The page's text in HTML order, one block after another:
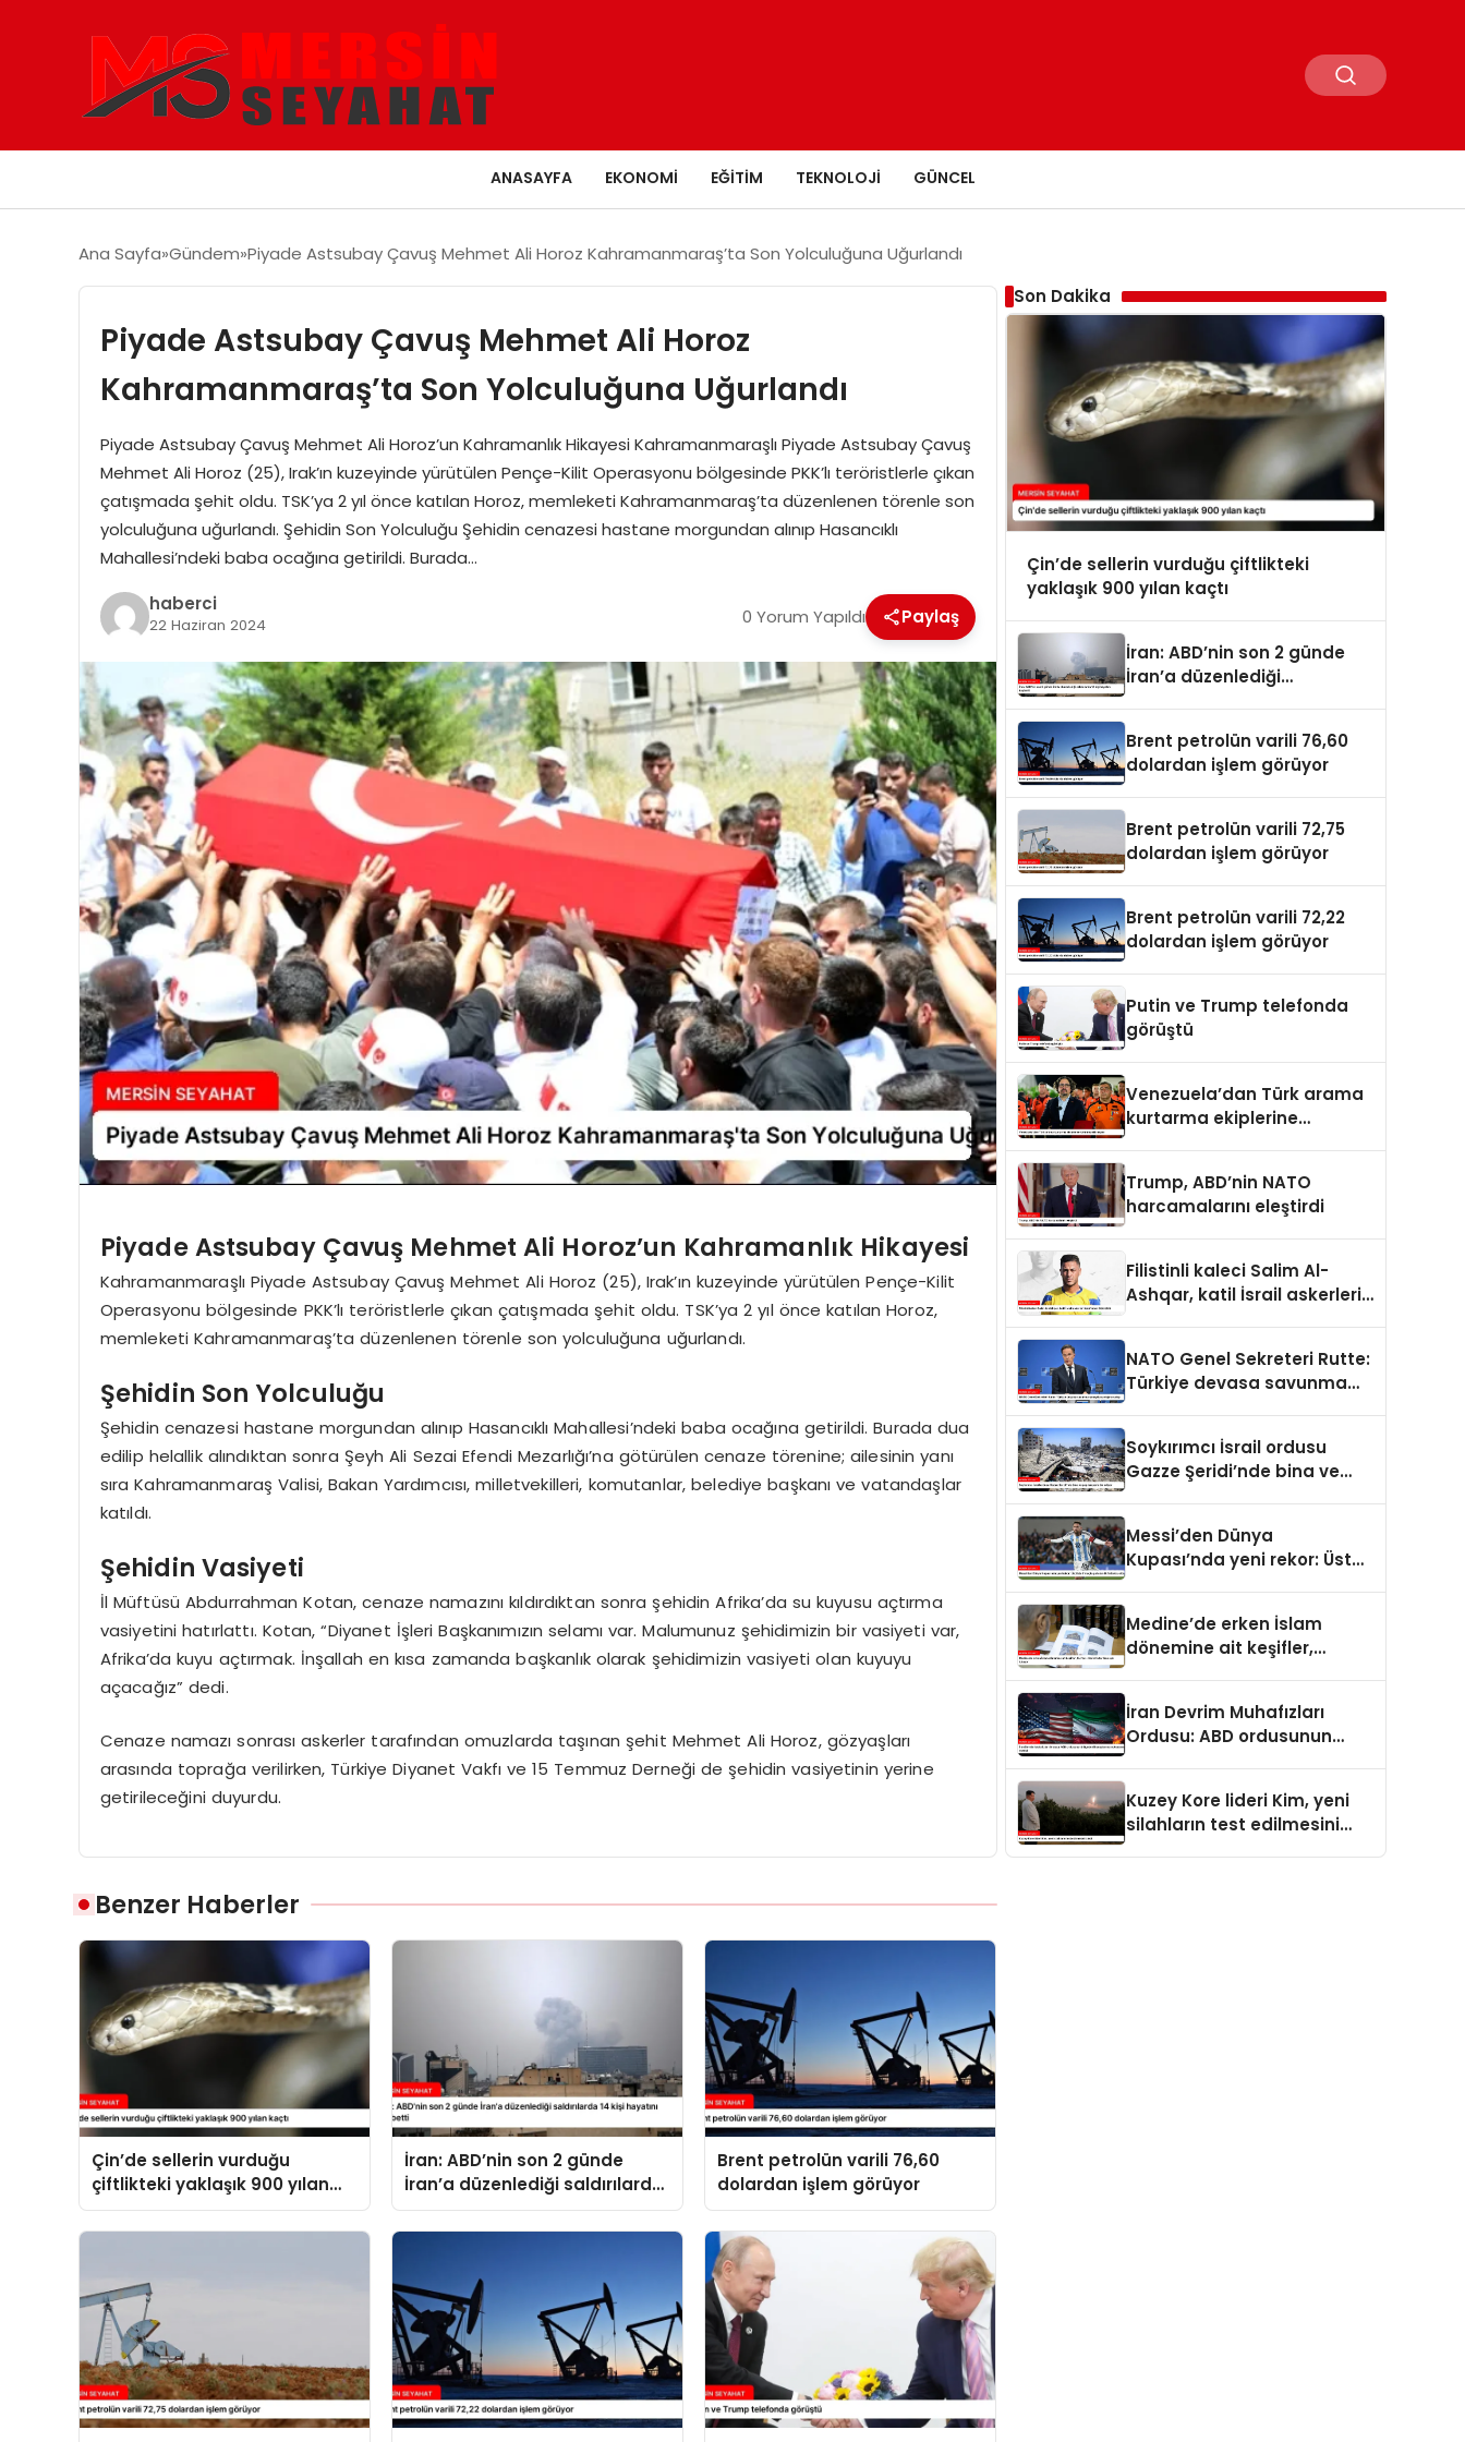
ANASAYFA EKONOMI EĞITIM TEKNOLOJI GÜNCEL
Ana Sayfa Gündem Piyade Astsubay Çavuş Mehmet Ali Horoz Kahramanmaraş’ta Son Yolculuğuna Uğurlandı
Piyade Astsubay Çavuş Mehmet Ali Horoz
Kahramanmaraş’ta Son Yolculuğuna Uğurlandı
Piyade Astsubay Çavuş Mehmet Ali Horoz’un Kahramanlık Hikayesi Kahramanmaraşlı Piyade Astsubay Çavuş
Mehmet Ali Horoz (25), Irak’ın kuzeyinde yürütülen Pençe-Kilit Operasyonu bölgesinde PKK’lı teröristlerle çıkan
çatışmada şehit oldu. TSK’ya 2 yıl önce katılan Horoz, memleketi Kahramanmaraş’ta düzenlenen törenle son
yolculuğuna uğurlandı. Şehidin Son Yolculuğu Şehidin cenazesi hastane morgundan alınıp Hasancıklı
Mahallesi’ndeki baba ocağına getirildi. Burada…
haberci
22 Haziran 2024 0 Yorum Yapıldı Paylaş
Piyade Astsubay Çavuş Mehmet Ali Horoz’un Kahramanlık Hikayesi
Kahramanmaraşlı Piyade Astsubay Çavuş Mehmet Ali Horoz (25), Irak’ın kuzeyinde yürütülen Pençe-Kilit
Operasyonu bölgesinde PKK’lı teröristlerle çıkan çatışmada şehit oldu. TSK’ya 2 yıl önce katılan Horoz,
memleketi Kahramanmaraş’ta düzenlenen törenle son yolculuğuna uğurlandı.
Şehidin Son Yolculuğu
Şehidin cenazesi hastane morgundan alınıp Hasancıklı Mahallesi’ndeki baba ocağına getirildi. Burada dua
edilip helallik alındıktan sonra Şeyh Ali Sezai Efendi Mezarlığı’na götürülen cenaze törenine; ailesinin yanı
sıra Kahramanmaraş Valisi, Bakan Yardımcısı, milletvekilleri, komutanlar, belediye başkanı ve vatandaşlar
katıldı.
Şehidin Vasiyeti
İl Müftüsü Abdurrahman Kotan, cenaze namazını kıldırdıktan sonra şehidin Afrika’da su kuyusu açtırma
vasiyetini hatırlattı. Kotan, “Diyanet İşleri Başkanımızın selamı var. Malumunuz şehidimizin bir vasiyeti var,
Afrika’da kuyu açtırmak. İnşallah en kısa zamanda başkanlık olarak şehidimizin vasiyeti olan kuyuyu
açacağız” dedi.
Cenaze namazı sonrası askerler tarafından omuzlarda taşınan şehit Mehmet Ali Horoz, gözyaşları
arasında toprağa verilirken, Türkiye Diyanet Vakfı ve 15 Temmuz Derneği de şehidin vasiyetinin yerine
getirileceğini duyurdu.
Benzer Haberler
Çin’de sellerin vurduğu
çiftlikteki yaklaşık 900 yılan
kaçtı
İran: ABD’nin son 2 günde
İran’a düzenlediği saldırılarda
14 kişi hayatını kaybetti
Brent petrolün varili 76,60
dolardan işlem görüyor
Son Dakika
Çin’de sellerin vurduğu çiftlikteki
yaklaşık 900 yılan kaçtı
İran: ABD’nin son 2 günde
İran’a düzenlediği
Brent petrolün varili 76,60
dolardan işlem görüyor
Brent petrolün varili 72,75
dolardan işlem görüyor
Brent petrolün varili 72,22
dolardan işlem görüyor
Putin ve Trump telefonda
görüştü
Venezuela’dan Türk arama
kurtarma ekiplerine
Trump, ABD’nin NATO
harcamalarını eleştirdi
Filistinli kaleci Salim Al-
Ashqar, katil İsrail askerleri
NATO Genel Sekreteri Rutte:
Türkiye devasa savunma
Soykırımcı İsrail ordusu
Gazze Şeridi’nde bina ve
Messi’den Dünya
Kupası’nda yeni rekor: Üst
Medine’de erken İslam
dönemine ait keşifler,
İran Devrim Muhafızları
Ordusu: ABD ordusunun
Kuzey Kore lideri Kim, yeni
silahların test edilmesini